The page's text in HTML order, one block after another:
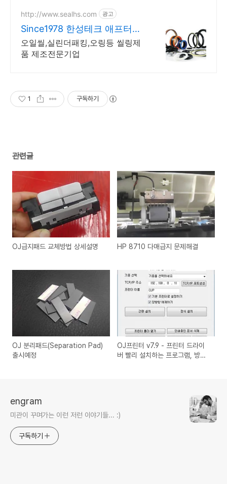
http://www.sealhs.com 광고
Since1978 한성테크 애프터마
켓시장점유율 No.1
오일씰,실린더패킹,오링등 씰링제
품 제조전문기업
1 구독하기
관련글
OJ급지패드 교체방법 상세설명 HP 8710 다매급지 문제해결
OJ 분리패드(Separation Pad)
출시예정
OJ프린터 v7.9 - 프린터 드라이
버 빨리 설치하는 프로그램, 방법
engram
미관이 꾸며가는 이런 저런 이야기들... :)
구독하기